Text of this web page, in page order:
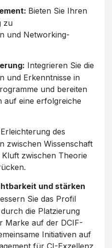
Bieten Sie Ihren
zu
und Networking-
Integrieren Sie die
und Erkenntnisse in
und bereiten
auf eine erfolgreiche
Erleichterung des
zwischen Wissenschaft
zwischen Theorie
und stärken
Sie das Profil
die Platzierung
Marke auf der DCIF-
Initiativen auf